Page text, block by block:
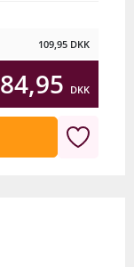
109,95 DKK
84,95 DKK